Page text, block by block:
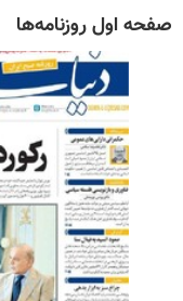
صفحه اول روزنامه‌ها